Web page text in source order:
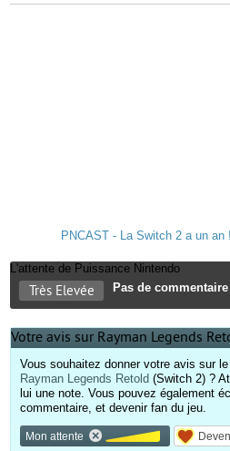
PNCAST - La Switch 2 a un an !
L'attente de Puissance Nintendo
Très Elevée Pas de commentaire
Votre avis sur Rayman Legends
Vous souhaitez donner votre avis sur
Rayman Legends Retold (Switch 2) ?
lui une note. Vous pouvez également
commentaire, et devenir fan du jeu.
Mon attente